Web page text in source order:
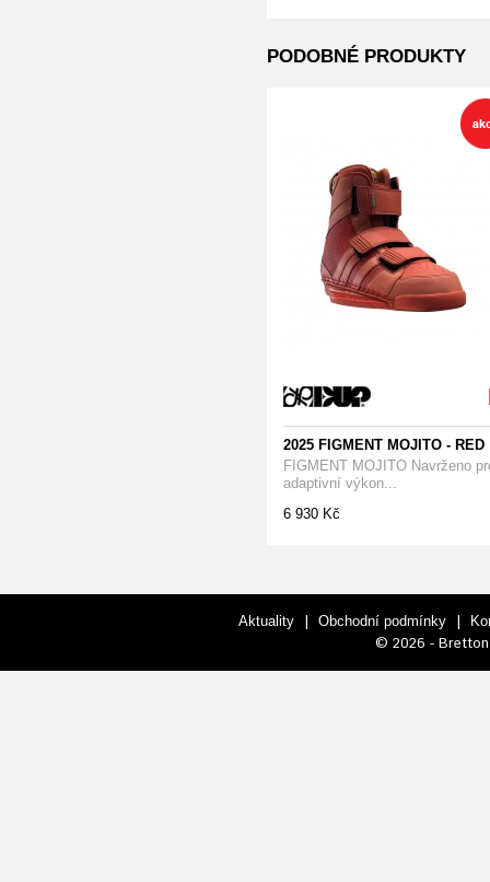
PODOBNÉ PRODUKTY
2025 FIGMENT MOJITO - RED
FIGMENT MOJITO Navrženo
adaptivní výkon...
6 930 Kč
Aktuality | Obchodní podmínky |
© 2026 - Bretton